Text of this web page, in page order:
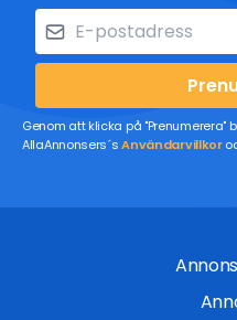
Genom att klicka på
AllaAnnonsers´sAnvändarvillkor